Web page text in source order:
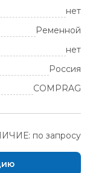
нет
Ременной
нет
Россия
COMPRAG
по запросу